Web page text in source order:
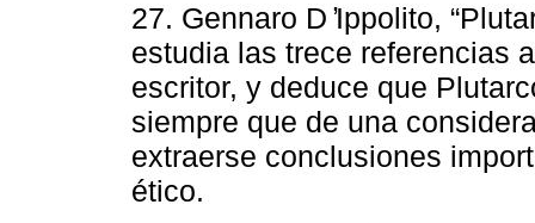
27. Gennaro D ̓Ippolito,
estudia las trece referencias
escritor, y deduce que
siempre que de una
extraerse conclusiones
ético.